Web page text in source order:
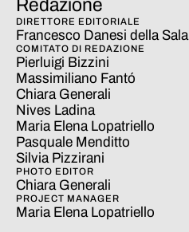
Redazione
DIRETTORE EDITORIALE
Francesco Danesi della Sala
COMITATO DI REDAZIONE
Pierluigi Bizzini
Massimiliano Fantó
Chiara Generali
Nives Ladina
Maria Elena Lopatriello
Pasquale Menditto
Silvia Pizzirani
PHOTO EDITOR
Chiara Generali
PROJECT MANAGER
Maria Elena Lopatriello